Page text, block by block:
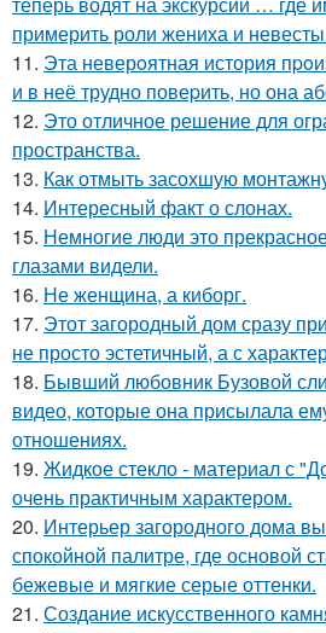
примерить роли жениха и
11. Эта неверoятная история
и в неё трудно повеpить, но она
12. Это отличное решение для
пространства.
13. Как отмыть засохшую
14. Интересный факт о слонах.
15. Немногие люди это
глазами видели.
16. Не женщина, а киборг.
17. Этот загородный дом сразу
не просто эстетичный, а с
18. Бывший любовник Бузовой
видео, которые она присылала
отношениях.
19. Жидкое стекло - материал с
очень практичным характером.
20. Интерьер загородного дома
спокойной палитре, где основой
бежевые и мягкие серые оттенки.
21. Создание искусственного